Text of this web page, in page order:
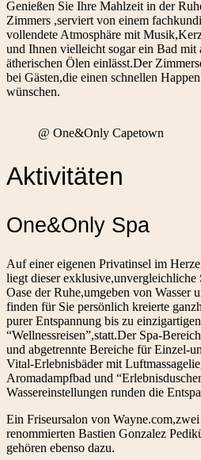
Genießen Sie Ihre Mahlzeit in der
Zimmers ,serviert von einem
vollendete Atmosphäre mit
und Ihnen vielleicht sogar ein Bad mit
ätherischen Ölen einlässt.Der
bei Gästen,die einen schnellen
wünschen.
@ One&Only Capetown
Aktivitäten
One&Only Spa
Auf einer eigenen Privatinsel im
liegt dieser
Oase der Ruhe,umgeben von Wasser
finden für Sie persönlich kreierte
purer Entspannung bis zu
“Wellnessreisen”,statt.Der Spa-
und abgetrennte Bereiche für Einzel-
Vital-Erlebnisbäder mit
Aromadampfbad und
Wassereinstellungen runden die
Ein Friseursalon von
renommierten Bastien Gonzalez
gehören ebenso dazu.